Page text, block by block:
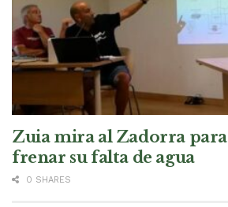
Zuia mira al Zadorra para
frenar su falta de agua
0 SHARES